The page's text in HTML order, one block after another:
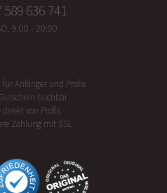
636 741
9:00 - 20:00
Anfänger und Profis
buchbar
von Profis
Zahlung mit SSL